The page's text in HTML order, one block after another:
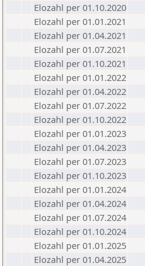
Elozahl per 01.10.2020
Elozahl per 01.01.2021
Elozahl per 01.04.2021
Elozahl per 01.07.2021
Elozahl per 01.10.2021
Elozahl per 01.01.2022
Elozahl per 01.04.2022
Elozahl per 01.07.2022
Elozahl per 01.10.2022
Elozahl per 01.01.2023
Elozahl per 01.04.2023
Elozahl per 01.07.2023
Elozahl per 01.10.2023
Elozahl per 01.01.2024
Elozahl per 01.04.2024
Elozahl per 01.07.2024
Elozahl per 01.10.2024
Elozahl per 01.01.2025
Elozahl per 01.04.2025